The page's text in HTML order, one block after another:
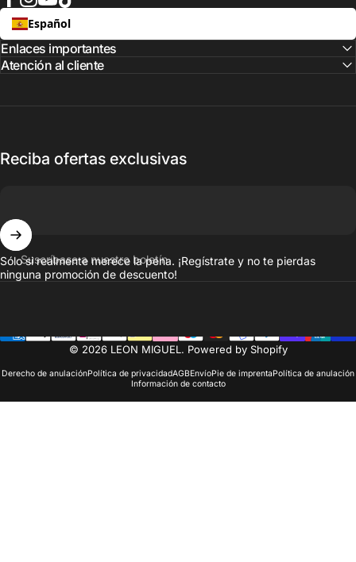
Facebook
Instagram
Español
Enlaces importantes
Atención al cliente
Reciba ofertas exclusivas
Suscríbase a nuestro boletín
Sólo si realmente merece la pena. ¡Regístrate y no te pierdas
ninguna promoción de descuento!
© 2026 LEON MIGUEL. Powered by Shopify
Derecho de anulaciónPolítica de privacidadAGBEnvíoPie de imprentaPolítica de anulación
Información de contacto